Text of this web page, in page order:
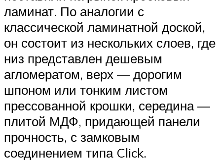
ламинат. По аналогии с
классической ламинатной доской,
он состоит из нескольких слоев, где
низ представлен дешевым
агломератом, верх — дорогим
шпоном или тонким листом
прессованной крошки, середина —
плитой МДФ, придающей панели
прочность, с замковым
соединением типа Click.